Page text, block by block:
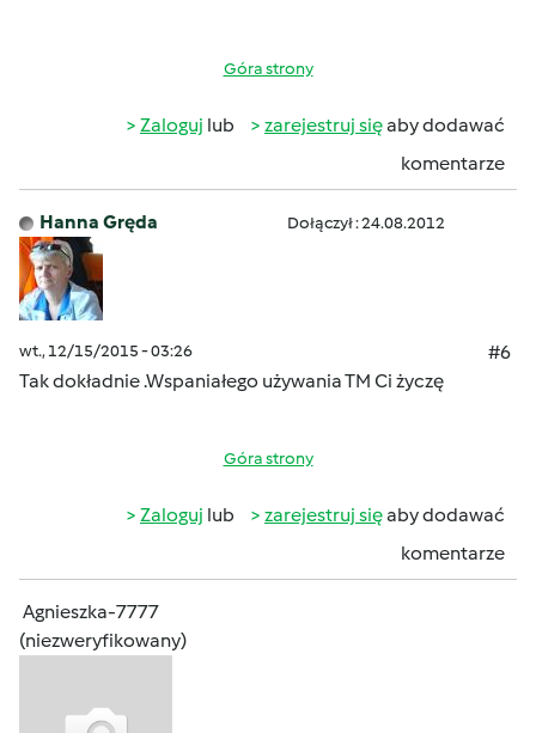
Góra strony
Zaloguj lub zarejestruj sięaby dodawać
komentarze
Hanna Gręda Dołączył : 24.08.2012
wt., 12/15/2015 - 03:26
#6
Tak dokładnie .Wspaniałego używania TM Ci życzę
Góra strony
Zaloguj lub zarejestruj sięaby dodawać
komentarze
Agnieszka-7777
(niezweryfikowany)